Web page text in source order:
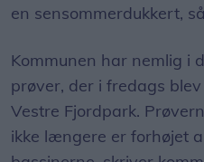
en sensommerdukkert,
Kommunen har nemlig i
prøver, der i fredags
Vestre Fjordpark.
ikke længere er forhøjet